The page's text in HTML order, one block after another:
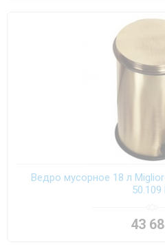
Ведро мусорное 18 л
50.109
43